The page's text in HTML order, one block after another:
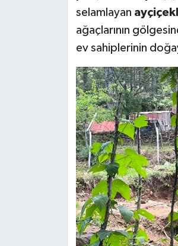
selamlayan
ağaçlarının
ev sahiplerinin